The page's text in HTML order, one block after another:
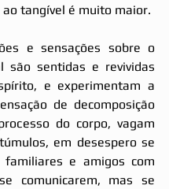
tangível é muito maior.
e sensações sobre o
são sentidas e revividas
e experimentam a
de decomposição
do corpo, vagam
em desespero se
familiares e amigos com
comunicarem, mas se